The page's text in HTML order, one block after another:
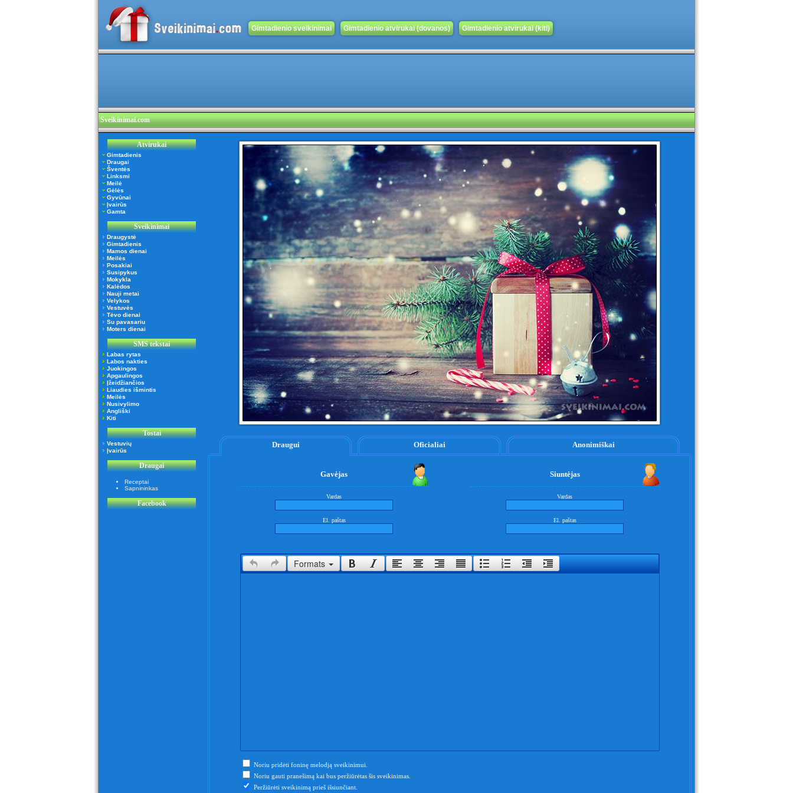
Gimtadienio sveikinimai Gimtadienio atvirukai (dovanos) Gimtadienio atvirukai (kiti)
Sveikinimai.com
Atvirukai
Gimtadienis
Draugai
Šventės
Linksmi
Meilė
Gėlės
Gyvūnai
Įvairūs
Gamta
Sveikinimai
Draugystė
Gimtadienis
Mamos dienai
Meilės
Posakiai
Susipykus
Mokykla
Kalėdos
Nauji metai
Velykos
Vestuvės
Tėvo dienai
Su pavasariu
Moters dienai
SMS tekstai
Labas rytas
Labos nakties
Juokingos
Apgaulingos
Įžeidžiančios
Liaudies išmintis
Meilės
Nusivylimo
Angliški
Kiti
Tostai
Vestuvių
Įvairūs
Draugai
Receptai
Sapnininkas
Facebook
Draugui Oficialiai Anonimiškai
Gavėjas Siuntėjas
Vardas Vardas
El. paštas El. paštas
Formats
Noriu pridėti foninę melodją sveikinimui.
Noriu gauti pranešimą kai bus peržiūrėtas šis sveikinimas.
Peržiūrėti sveikinimą prieš išsiunčiant.